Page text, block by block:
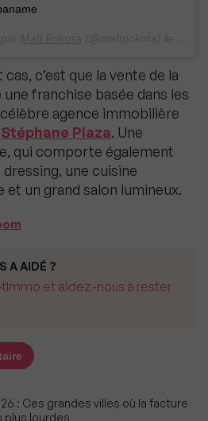
c’est que la vente de la
franchise basée dans les
agence immobilière
Stéphane Plaza. Une
qui comporte également
une cuisine
et un grand salon lumineux.
A AIDÉ ?
et aidez-nous à rester
: Ces grandes villes où la facture
plus lourdes